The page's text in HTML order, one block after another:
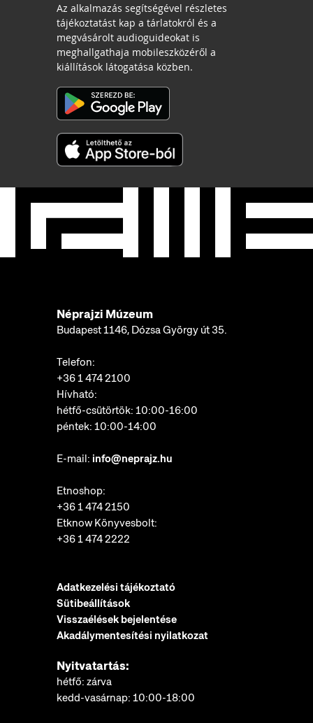
Az alkalmazás segítségével részletes
tájékoztatást kap a tárlatokról és a
megvásárolt audioguideokat is
meghallgathaja mobileszközéről a
kiállítások látogatása közben.
Néprajzi Múzeum
Budapest 1146, Dózsa György út 35.
Telefon:
+36 1 474 2100
Hívható:
hétfő-csütörtök: 10:00-16:00
péntek: 10:00-14:00
E-mail: info@neprajz.hu
Etnoshop:
+36 1 474 2150
Etknow Könyvesbolt:
+36 1 474 2222
Adatkezelési tájékoztató
Sütibeállítások
Visszaélések bejelentése
Akadálymentesítési nyilatkozat
Nyitvatartás:
hétfő: zárva
kedd-vasárnap: 10:00-18:00